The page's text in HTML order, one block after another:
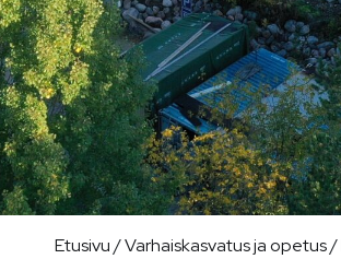
Etusivu/Varhaiskasvatus ja opetus/